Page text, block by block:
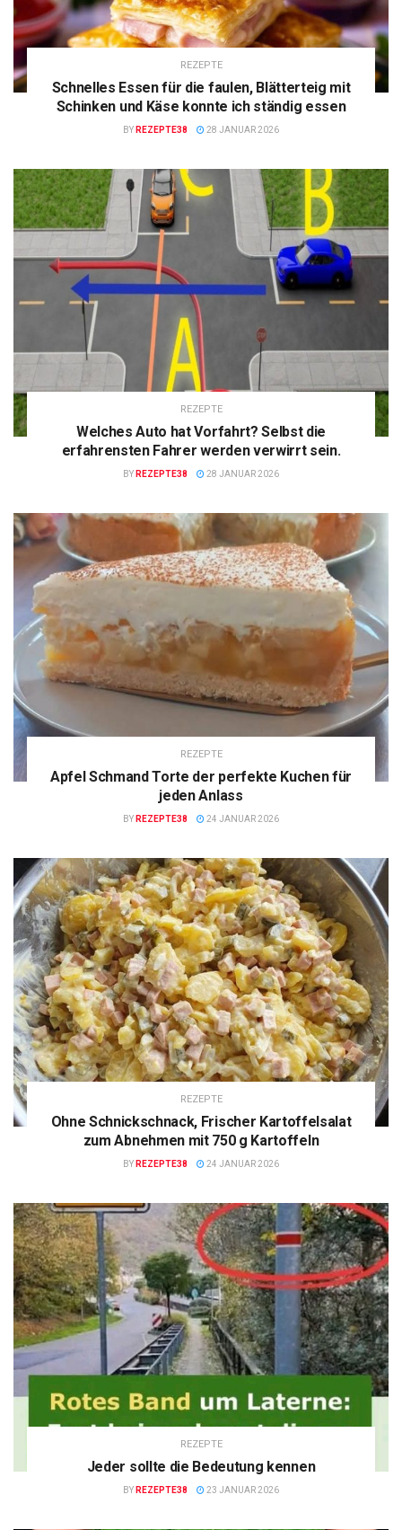
REZEPTE
Schnelles Essen für die faulen, Blätterteig mit
Schinken und Käse konnte ich ständig essen
BY REZEPTE38 28 JANUAR 2026
REZEPTE
Welches Auto hat Vorfahrt? Selbst die
erfahrensten Fahrer werden verwirrt sein.
BY REZEPTE38 28 JANUAR 2026
REZEPTE
Apfel Schmand Torte der perfekte Kuchen für
jeden Anlass
BY REZEPTE38 24 JANUAR 2026
REZEPTE
Ohne Schnickschnack, Frischer Kartoffelsalat
zum Abnehmen mit 750 g Kartoffeln
BY REZEPTE38 24 JANUAR 2026
REZEPTE
Jeder sollte die Bedeutung kennen
BY REZEPTE38 23 JANUAR 2026